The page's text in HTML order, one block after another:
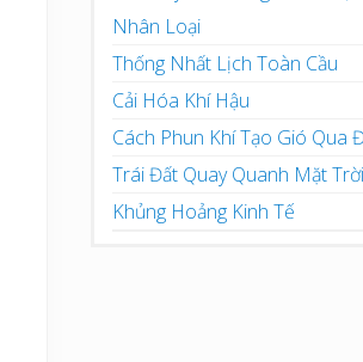
Nhân Loại
Thống Nhất Lịch Toàn Cầu
Cải Hóa Khí Hậu
Cách Phun Khí Tạo Gió Qua
Trái Đất Quay Quanh Mặt
Khủng Hoảng Kinh Tế